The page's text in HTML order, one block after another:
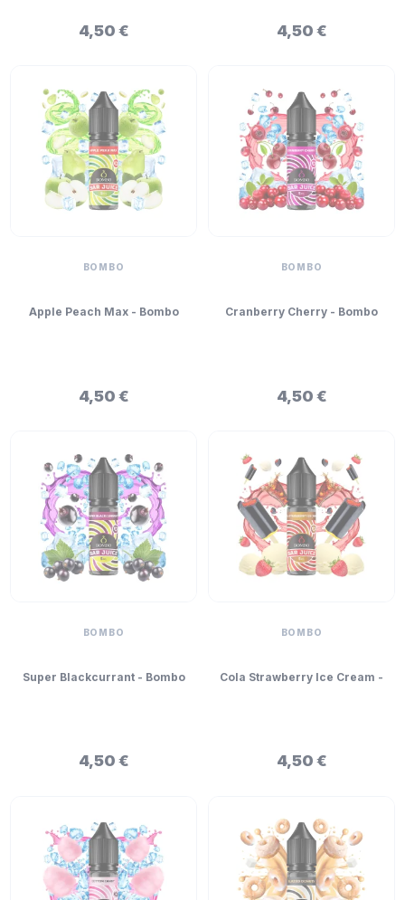
4,50 € 4,50 €
BOMBO
Apple Peach Max - Bombo
4,50 €
BOMBO
Cranberry Cherry - Bombo
4,50 €
BOMBO
Super Blackcurrant - Bombo
4,50 €
BOMBO
Cola Strawberry Ice Cream -
4,50 €